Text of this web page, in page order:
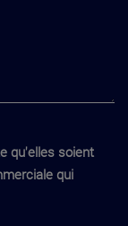
qu'elles soient
qui